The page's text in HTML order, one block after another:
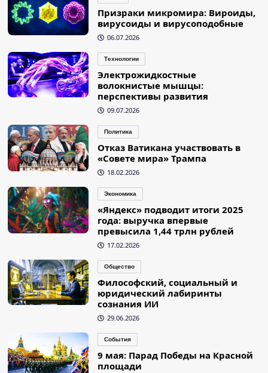
Призраки микромира: Вироиды,
вирусоиды и вирусоподобные
06.07.2026
Технологии
Электрожидкостные
волокнистые мышцы:
перспективы развития
09.07.2026
Политика
Отказ Ватикана участвовать в
«Совете мира» Трампа
18.02.2026
Экономика
«Яндекс» подводит итоги 2025
года: выручка впервые
превысила 1,44 трлн рублей
17.02.2026
Общество
Философский, социальный и
юридический лабиринты
сознания ИИ
29.06.2026
События
9 мая: Парад Победы на Красной
площади